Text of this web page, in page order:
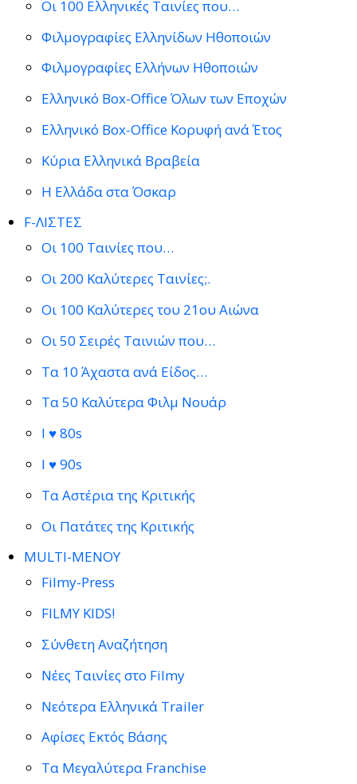
Οι 100 Ελληνικές Ταινίες που…
Φιλμογραφίες Ελληνίδων Ηθοποιών
Φιλμογραφίες Ελλήνων Ηθοποιών
Ελληνικό Box-Office Όλων των Εποχών
Ελληνικό Box-Office Κορυφή ανά Έτος
Κύρια Ελληνικά Βραβεία
Η Ελλάδα στα Όσκαρ
F-ΛΙΣΤΕΣ
Οι 100 Ταινίες που…
Οι 200 Καλύτερες Ταινίες;.
Οι 100 Καλύτερες του 21ου Αιώνα
Οι 50 Σειρές Ταινιών που…
Τα 10 Άχαστα ανά Είδος…
Τα 50 Καλύτερα Φιλμ Νουάρ
I ♥ 80s
I ♥ 90s
Τα Αστέρια της Κριτικής
Οι Πατάτες της Κριτικής
MULTI-ΜΕΝΟΥ
Filmy-Press
FILMY KIDS!
Σύνθετη Αναζήτηση
Νέες Ταινίες στο Filmy
Νεότερα Ελληνικά Trailer
Αφίσες Εκτός Βάσης
Τα Μεγαλύτερα Franchise